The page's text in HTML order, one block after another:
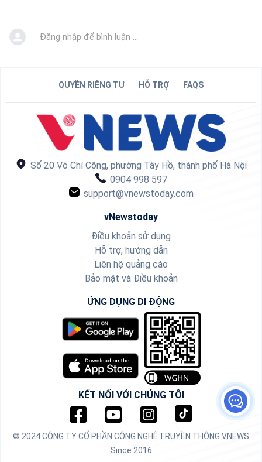
Đăng nhập để bình luận ...
QUYỀN RIÊNG TƯ HỖ TRỢ FAQS
Số 20 Võ Chí Công, phường Tây Hồ, thành phố Hà Nội
0904 998 597
support@vnewstoday.com
vNewstoday
Điều khoản sử dụng
Hỗ trợ, hướng dẫn
Liên hệ quảng cáo
Bảo mật và Điều khoản
ỨNG DỤNG DI ĐỘNG
KẾT NỐI VỚI CHÚNG TÔI
© 2024 CÔNG TY CỔ PHẦN CÔNG NGHỆ TRUYỀN THÔNG VNEWS
Since 2016